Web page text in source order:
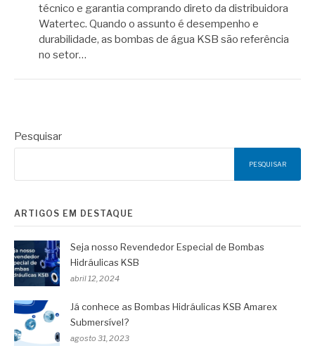
técnico e garantia comprando direto da distribuidora
Watertec. Quando o assunto é desempenho e
durabilidade, as bombas de água KSB são referência
no setor…
Pesquisar
PESQUISAR
ARTIGOS EM DESTAQUE
Seja nosso Revendedor Especial de Bombas
Hidráulicas KSB
abril 12, 2024
Já conhece as Bombas Hidráulicas KSB Amarex
Submersível?
agosto 31, 2023